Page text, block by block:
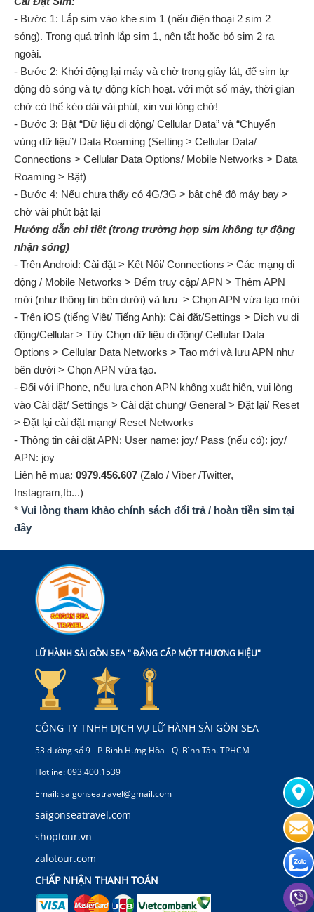
- Bước 1: Lắp sim vào khe sim 1 (nếu điện thoại 2 sim 2
sóng). Trong quá trình lắp sim 1, nên tắt hoặc bỏ sim 2 ra
ngoài.
- Bước 2: Khởi động lại máy và chờ trong giây lát, để sim tự
động dò sóng và tự động kích hoạt. với một số máy, thời gian
chờ có thể kéo dài vài phút, xin vui lòng chờ!
- Bước 3: Bật “Dữ liệu di động/ Cellular Data” và “Chuyển
vùng dữ liệu”/ Data Roaming (Setting > Cellular Data/
Connections > Cellular Data Options/ Mobile Networks > Data
Roaming > Bật)
- Bước 4: Nếu chưa thấy có 4G/3G > bật chế độ máy bay >
chờ vài phút bật lại
Hướng dẫn chi tiết (trong trường hợp sim không tự động
nhận sóng)
- Trên Android: Cài đặt > Kết Nối/ Connections > Các mạng di
động / Mobile Networks > Đểm truy cập/ APN > Thêm APN
mới (như thông tin bên dưới) và lưu > Chọn APN vừa tạo mới
- Trên iOS (tiếng Việt/ Tiếng Anh): Cài đặt/Settings > Dịch vụ di
động/Cellular > Tùy Chọn dữ liệu di động/ Cellular Data
Options > Cellular Data Networks > Tạo mới và lưu APN như
bên dưới > Chọn APN vừa tạo.
- Đối với iPhone, nếu lựa chọn APN không xuất hiện, vui lòng
vào Cài đặt/ Settings > Cài đặt chung/ General > Đặt lại/ Reset
> Đặt lại cài đặt mạng/ Reset Networks
- Thông tin cài đặt APN: User name: joy/ Pass (nếu có): joy/
APN: joy
Liên hệ mua: 0979.456.607 (Zalo / Viber /Twitter,
Instagram,fb...)
* Vui lòng tham khảo chính sách đổi trả / hoàn tiền sim tại
đây
LỮ HÀNH SÀI GÒN SEA " ĐẲNG CẤP MỘT THƯƠNG HIỆU"
CÔNG TY TNHH DỊCH VỤ LỮ HÀNH SÀI GÒN SEA
53 đường số 9 - P. Bình Hưng Hòa - Q. Bình Tân. TPHCM
Hotline: 093.400.1539
Email: saigonseatravel@gmail.com
saigonseatravel.com
shoptour.vn
zalotour.com
CHẤP NHẬN THANH TOÁN